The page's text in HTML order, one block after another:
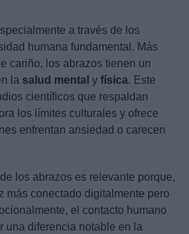
a través de los
humana fundamental. Más
cariño, los abrazos tienen un
la salud mental y física. Este
científicos que respaldan
los límites culturales y ofrece
enfrentan ansiedad o carecen
los abrazos es relevante porque,
más conectado digitalmente pero
el contacto humano
una diferencia notable en la